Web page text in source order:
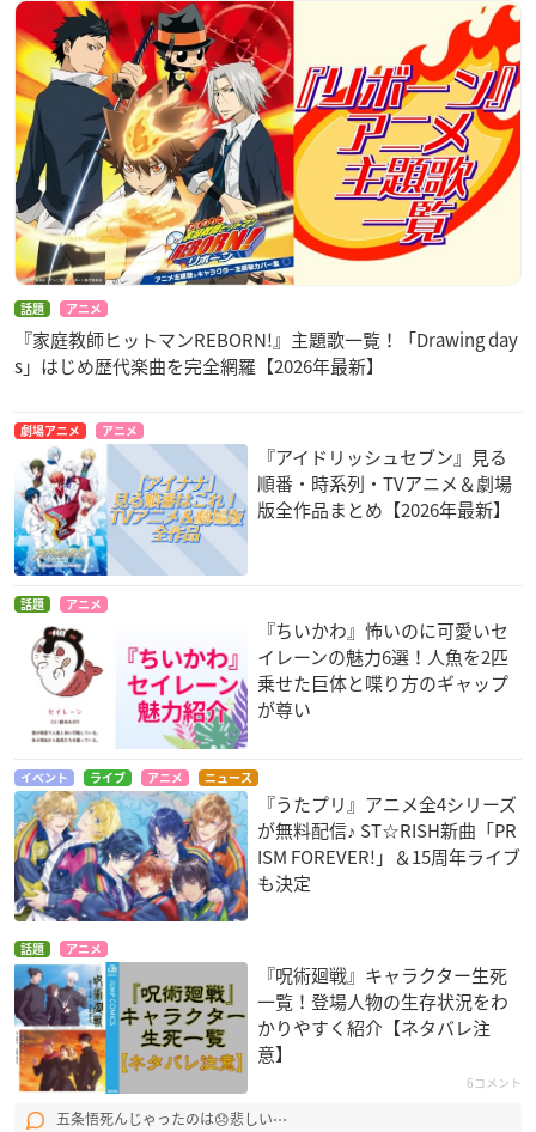
話題 アニメ
『家庭教師ヒットマンREBORN!』主題歌一覧！「Drawing day
s」はじめ歴代楽曲を完全網羅【2026年最新】
劇場アニメ アニメ
『アイドリッシュセブン』見る
順番・時系列・TVアニメ＆劇場
版全作品まとめ【2026年最新】
話題 アニメ
『ちいかわ』怖いのに可愛いセ
イレーンの魅力6選！人魚を2匹
乗せた巨体と喋り方のギャップ
が尊い
イベント ライブ アニメ ニュース
『うたプリ』アニメ全4シリーズ
が無料配信♪ ST☆RISH新曲「PR
ISM FOREVER!」＆15周年ライブ
も決定
話題 アニメ
『呪術廻戦』キャラクター生死
一覧！登場人物の生存状況をわ
かりやすく紹介【ネタバレ注
意】
6コメント
五条悟死んじゃったのは😞悲しい⋯